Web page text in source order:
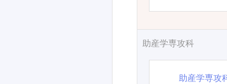
助産学専攻科
助産学専攻